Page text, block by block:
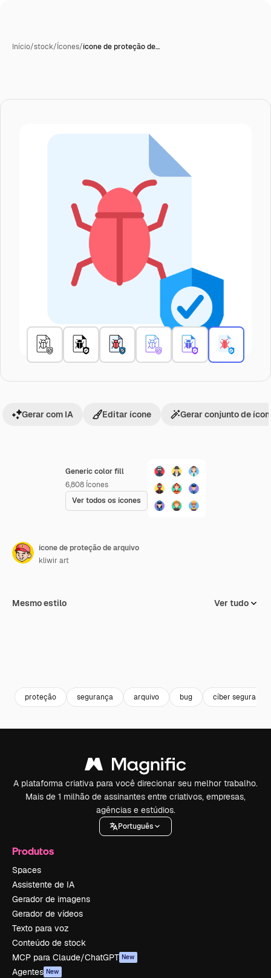
Início/stock/Ícones/ícone de proteção de…
Generic color fill
6,808 Ícones
Ver todos os ícones
Gerar com IA Editar ícone Gerar conjunto de
ícone de proteção de arquivo
kliwir art
Mesmo estilo Ver tudo
proteção segurança arquivo bug cíber segurança
A plataforma criativa para você direcionar seu melhor trabalho.
Mais de 1 milhão de assinantes entre criativos, empresas,
agências e estúdios.
Português
Produtos
Spaces
Assistente de IA
Gerador de imagens
Gerador de vídeos
Texto para voz
Conteúdo de stock
MCP para Claude/ChatGPT New
Agentes New